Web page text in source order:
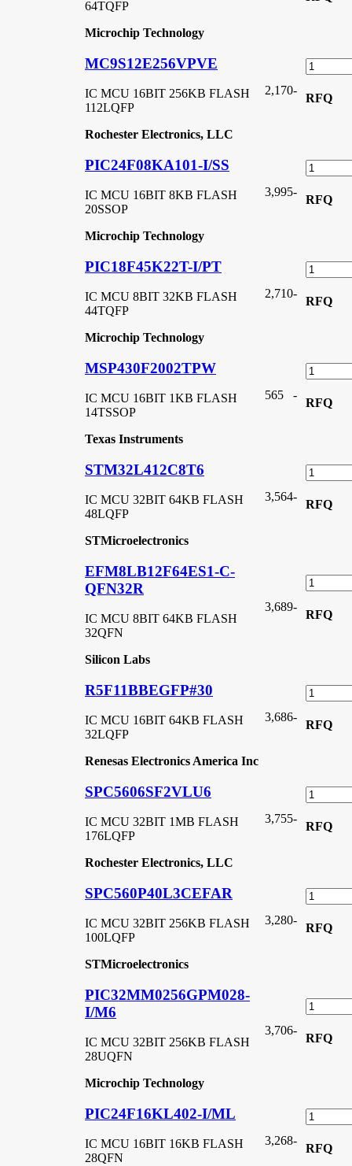
64TQFP
Microchip Technology
MC9S12E256VPVE
IC MCU 16BIT 256KB FLASH
112LQFP
Rochester Electronics, LLC
2,170-
RFQ
PIC24F08KA101-I/SS
IC MCU 16BIT 8KB FLASH
20SSOP
Microchip Technology
3,995-
RFQ
PIC18F45K22T-I/PT
IC MCU 8BIT 32KB FLASH
44TQFP
Microchip Technology
2,710-
RFQ
MSP430F2002TPW
IC MCU 16BIT 1KB FLASH
14TSSOP
Texas Instruments
565 -
RFQ
STM32L412C8T6
IC MCU 32BIT 64KB FLASH
48LQFP
STMicroelectronics
3,564-
RFQ
EFM8LB12F64ES1-C-
QFN32R
IC MCU 8BIT 64KB FLASH
32QFN
Silicon Labs
3,689-
RFQ
R5F11BBEGFP#30
IC MCU 16BIT 64KB FLASH
32LQFP
Renesas Electronics America Inc
3,686-
RFQ
SPC5606SF2VLU6
IC MCU 32BIT 1MB FLASH
176LQFP
Rochester Electronics, LLC
3,755-
RFQ
SPC560P40L3CEFAR
IC MCU 32BIT 256KB FLASH
100LQFP
STMicroelectronics
3,280-
RFQ
PIC32MM0256GPM028-
I/M6
IC MCU 32BIT 256KB FLASH
28UQFN
Microchip Technology
3,706-
RFQ
PIC24F16KL402-I/ML
IC MCU 16BIT 16KB FLASH
28QFN
3,268-
RFQ